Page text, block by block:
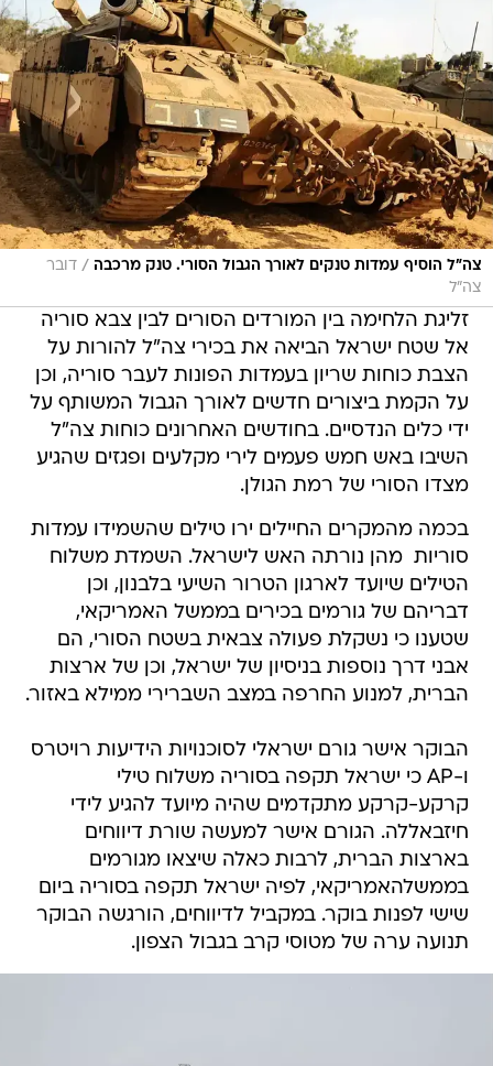
צה"ל הוסיף עמדות טנקים לאורך הגבול הסורי. טנק מרכבה / דובר
צה"ל
זליגת הלחימה בין המורדים הסורים לבין צבא סוריה
אל שטח ישראל הביאה את בכירי צה"ל להורות על
הצבת כוחות שריון בעמדות הפונות לעבר סוריה, וכן
על הקמת ביצורים חדשים לאורך הגבול המשותף על
ידי כלים הנדסיים. בחודשים האחרונים כוחות צה"ל
השיבו באש חמש פעמים לירי מקלעים ופגזים שהגיע
מצדו הסורי של רמת הגולן.
בכמה מהמקרים החיילים ירו טילים שהשמידו עמדות
סוריות  מהן נורתה האש לישראל. השמדת משלוח
הטילים שיועד לארגון הטרור השיעי בלבנון, וכן
דבריהם של גורמים בכירים בממשל האמריקאי,
שטענו כי נשקלת פעולה צבאית בשטח הסורי, הם
אבני דרך נוספות בניסיון של ישראל, וכן של ארצות
הברית, למנוע החרפה במצב השברירי ממילא באזור.
הבוקר אישר גורם ישראלי לסוכנויות הידיעות רויטרס
ו-AP כי ישראל תקפה בסוריה משלוח טילי
קרקע-קרקע מתקדמים שהיה מיועד להגיע לידי
חיזבאללה. הגורם אישר למעשה שורת דיווחים
בארצות הברית, לרבות כאלה שיצאו מגורמים
בממשלהאמריקאי, לפיה ישראל תקפה בסוריה ביום
שישי לפנות בוקר. במקביל לדיווחים, הורגשה הבוקר
תנועה ערה של מטוסי קרב בגבול הצפון.